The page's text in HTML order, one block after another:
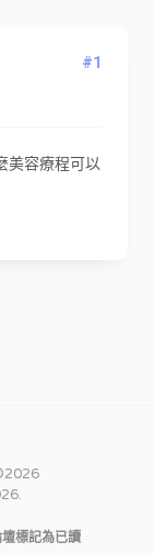
#1
美容療程可以
標記為已讀